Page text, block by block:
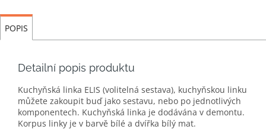
POPIS
Detailní popis produktu
Kuchyňská linka ELIS (volitelná sestava), kuchyňskou linku
můžete zakoupit buď jako sestavu, nebo po jednotlivých
komponentech. Kuchyňská linka je dodávána v demontu.
Korpus linky je v barvě bílé a dvířka bílý mat.